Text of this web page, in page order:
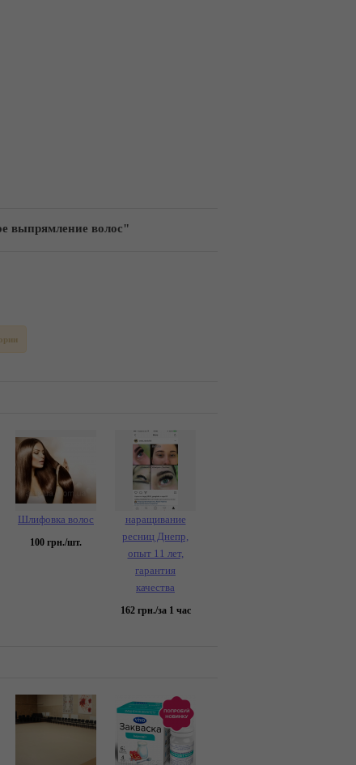
выпрямление волос"
Шлифовка волос
100 грн./шт.
наращивание
ресниц Днепр,
опыт 11 лет,
гарантия
качества
162грн./за 1 час